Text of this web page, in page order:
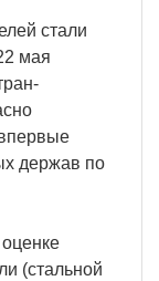
стали
мая
держав по
(стальной